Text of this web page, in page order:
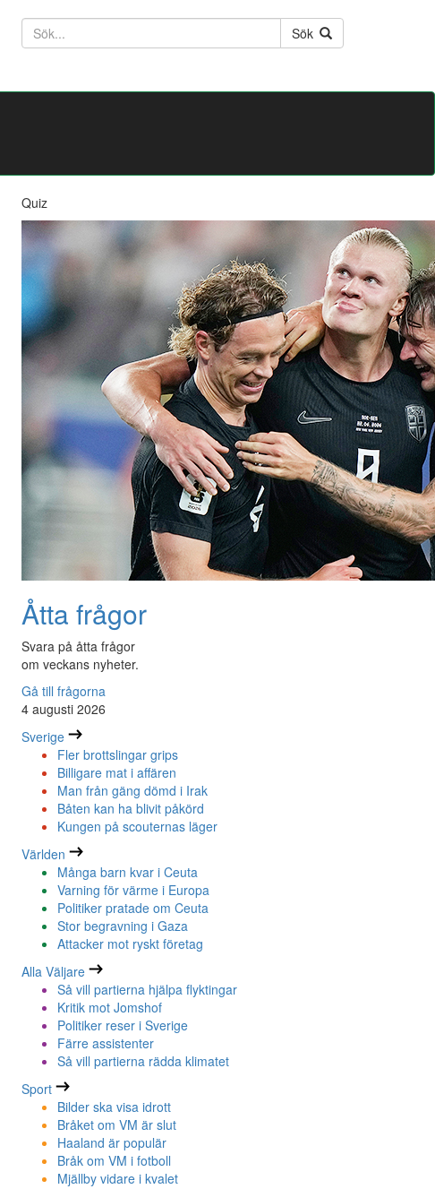
Söktext
Sök
Quiz
Åtta frågor
Svara på åtta frågor
om veckans nyheter.
Gå till frågorna
4 augusti 2026
Sverige
Fler brottslingar grips
Billigare mat i affären
Man från gäng dömd i Irak
Båten kan ha blivit påkörd
Kungen på scouternas läger
Världen
Många barn kvar i Ceuta
Varning för värme i Europa
Politiker pratade om Ceuta
Stor begravning i Gaza
Attacker mot ryskt företag
Alla Väljare
Så vill partierna hjälpa flyktingar
Kritik mot Jomshof
Politiker reser i Sverige
Färre assistenter
Så vill partierna rädda klimatet
Sport
Bilder ska visa idrott
Bråket om VM är slut
Haaland är populär
Bråk om VM i fotboll
Mjällby vidare i kvalet